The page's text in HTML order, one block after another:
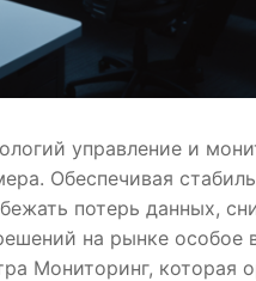
управление и
Обеспечивая
потерь данных,
на рынке особое
Мониторинг, которая